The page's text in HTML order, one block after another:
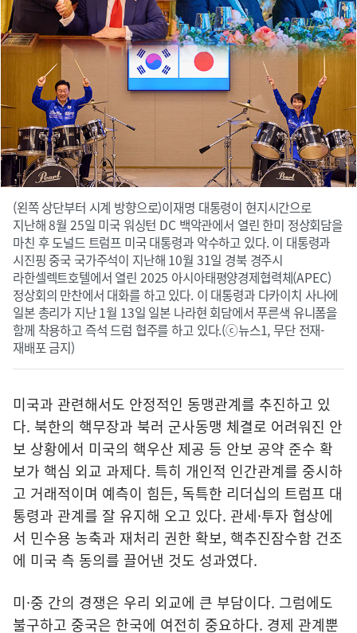
(왼쪽 상단부터 시계 방향으로)이재명 대통령이 현지시간으로
지난해 8월 25일 미국 워싱턴 DC 백악관에서 열린 한미 정상회담을
마친 후 도널드 트럼프 미국 대통령과 악수하고 있다. 이 대통령과
시진핑 중국 국가주석이 지난해 10월 31일 경북 경주시
라한셀렉트호텔에서 열린 2025 아시아태평양경제협력체(APEC)
정상회의 만찬에서 대화를 하고 있다. 이 대통령과 다카이치 사나에
일본 총리가 지난 1월 13일 일본 나라현 회담에서 푸른색 유니폼을
함께 착용하고 즉석 드럼 협주를 하고 있다.(ⓒ뉴스1, 무단 전재-
재배포 금지)
미국과 관련해서도 안정적인 동맹관계를 추진하고 있
다. 북한의 핵무장과 북러 군사동맹 체결로 어려워진 안
보 상황에서 미국의 핵우산 제공 등 안보 공약 준수 확
보가 핵심 외교 과제다. 특히 개인적 인간관계를 중시하
고 거래적이며 예측이 힘든, 독특한 리더십의 트럼프 대
통령과 관계를 잘 유지해 오고 있다. 관세·투자 협상에
서 민수용 농축과 재처리 권한 확보, 핵추진잠수함 건조
에 미국 측 동의를 끌어낸 것도 성과였다.
미·중 간의 경쟁은 우리 외교에 큰 부담이다. 그럼에도
불구하고 중국은 한국에 여전히 중요하다. 경제 관계뿐